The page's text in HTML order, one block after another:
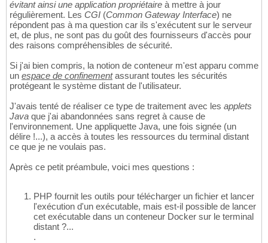
évitant ainsi une application propriétaire à mettre à jour
régulièrement. Les CGI (Common Gateway Interface) ne
répondent pas à ma question car ils s'exécutent sur le serveur
et, de plus, ne sont pas du goût des fournisseurs d'accès pour
des raisons compréhensibles de sécurité.
Si j'ai bien compris, la notion de conteneur m'est apparu comme
un espace de confinementassurant toutes les sécurités
protégeant le système distant de l'utilisateur.
J'avais tenté de réaliser ce type de traitement avec les applets
Java que j'ai abandonnées sans regret à cause de
l'environnement. Une appliquette Java, une fois signée (un
délire !...), a accès à toutes les ressources du terminal distant
ce que je ne voulais pas.
Après ce petit préambule, voici mes questions :
PHP fournit les outils pour télécharger un fichier et lancer
l'exécution d'un exécutable, mais est-il possible de lancer
cet exécutable dans un conteneur Docker sur le terminal
distant ?...
.